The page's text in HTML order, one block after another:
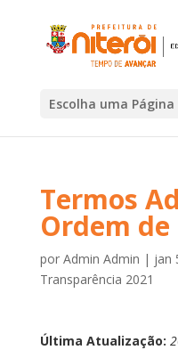
Escolha uma Página
Termos
Ordem
por Admin Admin | jan
Transparência 2021
Última Atualização: